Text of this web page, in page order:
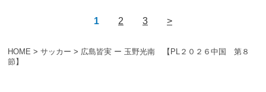
HOME > サッカー > 広島皆実 ー 玉野光南 【PL２０２６中国 第８
節】
1 2 3 >